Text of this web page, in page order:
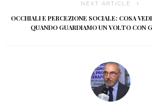
NEXT ARTICLE
OCCHIALI E PERCEZIONE SOCIALE: COSA
QUANDO GUARDIAMO UN VOLTO CON